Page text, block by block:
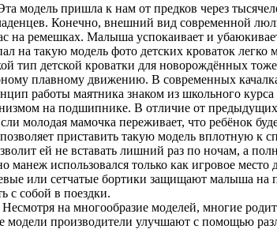
модель пришла к нам от предков через
Конечно, внешний вид современной
на ремешках. Малыша успокаивает и
на такую модель фото детских кроваток легко
тип детской кроватки для новорождённых
плавному движению. В современных
работы маятника знаком из школьного
на подшипнике. В отличие от
молодая мамочка переживает, что ребёнок
позволяет приставить такую модель вплотную
ей не вставать лишний раз по ночам, а
манеж использовался только как игровое
или сетчатые бортики защищают малыша
с собой в поездки.
Несмотря на многообразие моделей, многие
модели производители улучшают с помощью